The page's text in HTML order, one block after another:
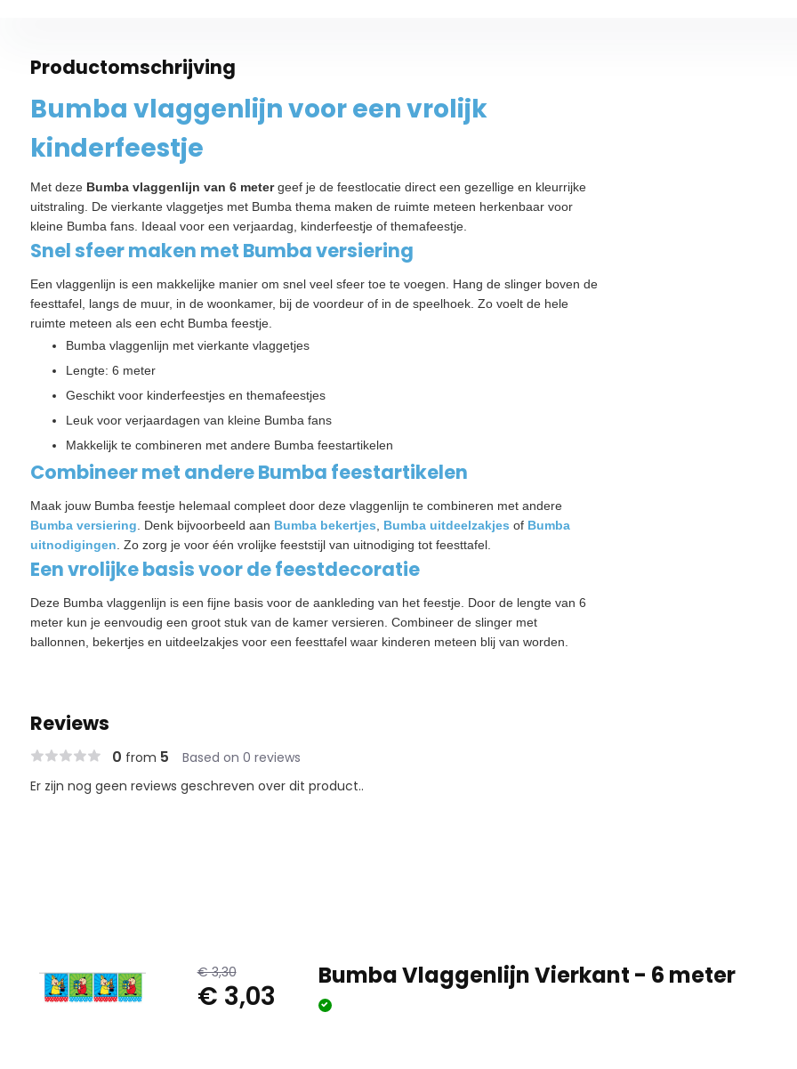
Productomschrijving
Bumba vlaggenlijn voor een vrolijk
kinderfeestje
Met deze Bumba vlaggenlijn van 6 metergeef je de feestlocatie direct een gezellige en kleurrijke
uitstraling. De vierkante vlaggetjes met Bumba thema maken de ruimte meteen herkenbaar voor
kleine Bumba fans. Ideaal voor een verjaardag, kinderfeestje of themafeestje.
Snel sfeer maken met Bumba versiering
Een vlaggenlijn is een makkelijke manier om snel veel sfeer toe te voegen. Hang de slinger boven de
feesttafel, langs de muur, in de woonkamer, bij de voordeur of in de speelhoek. Zo voelt de hele
ruimte meteen als een echt Bumba feestje.
Bumba vlaggenlijn met vierkante vlaggetjes
Lengte: 6 meter
Geschikt voor kinderfeestjes en themafeestjes
Leuk voor verjaardagen van kleine Bumba fans
Makkelijk te combineren met andere Bumba feestartikelen
Combineer met andere Bumba feestartikelen
Maak jouw Bumba feestje helemaal compleet door deze vlaggenlijn te combineren met andere
Bumba versiering . Denk bijvoorbeeld aan Bumba bekertjes Bumba uitdeelzakjes of Bumba
uitnodigingen . Zo zorg je voor één vrolijke feeststijl van uitnodiging tot feesttafel.
Een vrolijke basis voor de feestdecoratie
Deze Bumba vlaggenlijn is een fijne basis voor de aankleding van het feestje. Door de lengte van 6
meter kun je eenvoudig een groot stuk van de kamer versieren. Combineer de slinger met
ballonnen, bekertjes en uitdeelzakjes voor een feesttafel waar kinderen meteen blij van worden.
Reviews
0 from 5 Based on 0 reviews
Er zijn nog geen reviews geschreven over dit product..
€ 3,30
€ 3,03
Bumba Vlaggenlijn Vierkant - 6 meter